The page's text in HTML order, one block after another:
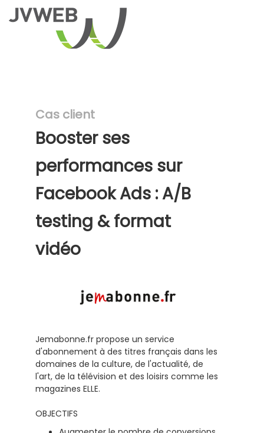
Cas client
Booster ses
performances sur
Facebook Ads : A/B
testing & format
vidéo
Jemabonne.fr propose un service
d'abonnement à des titres français dans les
domaines de la culture, de l'actualité, de
l'art, de la télévision et des loisirs comme les
magazines ELLE.
OBJECTIFS